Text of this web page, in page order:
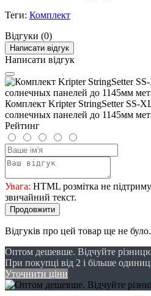
Теги: Комплект
Відгуки (0)
Написати відгук
Написати відгук
Комплект Kripter StringSetter SS-
солнечных панелей до 1145мм
Рейтинг
Увага: HTML розмітка не
звичайний текст.
Продовжити
Відгуків про цей товар ще не було.
Оптом дешевше. Відчуйте
При покупці від 2 і більше
Уточнити ціни